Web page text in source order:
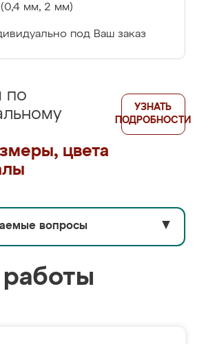
(0,4 мм, 2 мм)
под Ваш заказ
по
цвета
УЗНАТЬ
ПОДРОБНОСТИ
вопросы ▼